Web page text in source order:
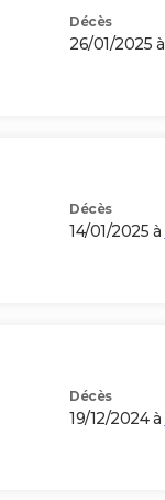
Décès
26/01/2025 à
Décès
14/01/2025 à
Décès
19/12/2024 à